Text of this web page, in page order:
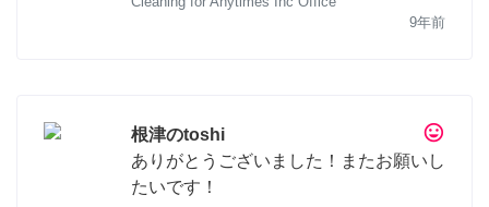
9年前
tag_faces
根津のtoshi
ありがとうございました！またお願いし
たいです！